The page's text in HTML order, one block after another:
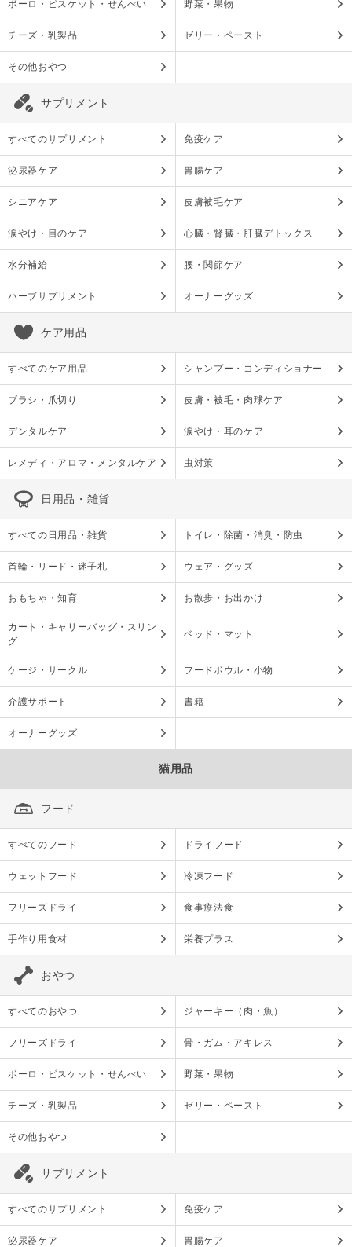
ボーロ・ビスケット・せんべい 野菜・果物
チーズ・乳製品 ゼリー・ペースト
その他おやつ
サプリメント
すべてのサプリメント 免疫ケア
泌尿器ケア 胃腸ケア
シニアケア 皮膚被毛ケア
涙やけ・目のケア 心臓・腎臓・肝臓デトックス
水分補給 腰・関節ケア
ハーブサプリメント オーナーグッズ
ケア用品
すべてのケア用品 シャンプー・コンディショナー
ブラシ・爪切り 皮膚・被毛・肉球ケア
デンタルケア 涙やけ・耳のケア
レメディ・アロマ・メンタルケア 虫対策
日用品・雑貨
すべての日用品・雑貨 トイレ・除菌・消臭・防虫
首輪・リード・迷子札 ウェア・グッズ
おもちゃ・知育 お散歩・お出かけ
カート・キャリーバッグ・スリン
グ
ベッド・マット
ケージ・サークル フードボウル・小物
介護サポート 書籍
オーナーグッズ
猫用品
フード
すべてのフード ドライフード
ウェットフード 冷凍フード
フリーズドライ 食事療法食
手作り用食材 栄養プラス
おやつ
すべてのおやつ ジャーキー（肉・魚）
フリーズドライ 骨・ガム・アキレス
ボーロ・ビスケット・せんべい 野菜・果物
チーズ・乳製品 ゼリー・ペースト
その他おやつ
サプリメント
すべてのサプリメント 免疫ケア
泌尿器ケア 胃腸ケア